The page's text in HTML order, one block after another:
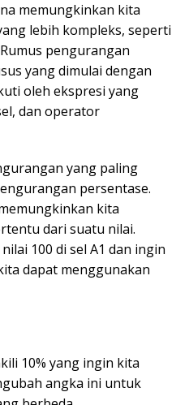
memungkinkan kita
lebih kompleks, seperti
pengurangan
yang dimulai dengan
oleh ekspresi yang
dan operator
yang paling
persentase.
kita
dari suatu nilai.
100 di sel A1 dan ingin
dapat menggunakan
10% yang ingin kita
angka ini untuk